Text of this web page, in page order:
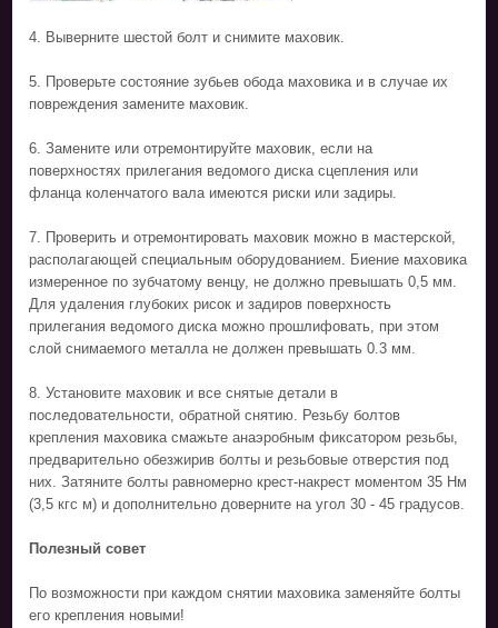
4. Выверните шестой болт и снимите маховик.
5. Проверьте состояние зубьев обода маховика и в случае их
повреждения замените маховик.
6. Замените или отремонтируйте маховик, если на
поверхностях прилегания ведомого диска сцепления или
фланца коленчатого вала имеются риски или задиры.
7. Проверить и отремонтировать маховик можно в мастерской,
располагающей специальным оборудованием. Биение маховика
измеренное по зубчатому венцу, не должно превышать 0,5 мм.
Для удаления глубоких рисок и задиров поверхность
прилегания ведомого диска можно прошлифовать, при этом
слой снимаемого металла не должен превышать 0.3 мм.
8. Установите маховик и все снятые детали в
последовательности, обратной снятию. Резьбу болтов
крепления маховика смажьте анаэробным фиксатором резьбы,
предварительно обезжирив болты и резьбовые отверстия под
них. Затяните болты равномерно крест-накрест моментом 35 Нм
(3,5 кгс м) и дополнительно доверните на угол 30 - 45 градусов.
Полезный совет
По возможности при каждом снятии маховика заменяйте болты
его крепления новыми!